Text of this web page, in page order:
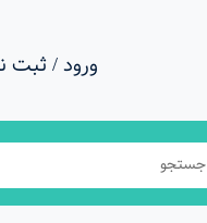
ورود / ثبت